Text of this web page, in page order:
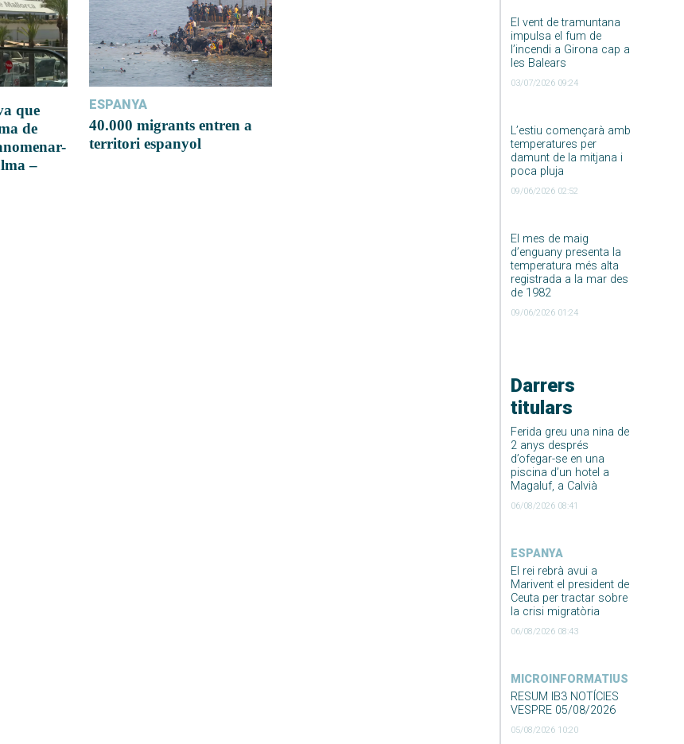
El vent de tramuntana
impulsa el fum de
l’incendi a Girona cap a
les Balears
03/07/2026 09:24
L’estiu començarà amb
temperatures per
damunt de la mitjana i
poca pluja
09/06/2026 02:52
El mes de maig
d’enguany presenta la
temperatura més alta
registrada a la mar des
de 1982
09/06/2026 01:24
Darrers
titulars
Ferida greu una nina de
2 anys després
d’ofegar-se en una
piscina d’un hotel a
Magaluf, a Calvià
06/08/2026 08:41
ESPANYA
El rei rebrà avui a
Marivent el president de
Ceuta per tractar sobre
la crisi migratòria
06/08/2026 08:43
MICROINFORMATIUS
RESUM IB3 NOTÍCIES
VESPRE 05/08/2026
05/08/2026 10:20
que
de
–
ESPANYA
40.000 migrants entren a
territori espanyol